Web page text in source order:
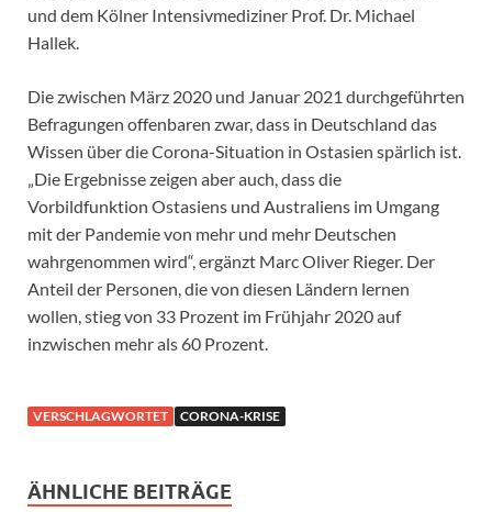
und dem Kölner Intensivmediziner Prof. Dr. Michael
Hallek.
Die zwischen März 2020 und Januar 2021 durchgeführten
Befragungen offenbaren zwar, dass in Deutschland das
Wissen über die Corona-Situation in Ostasien spärlich ist.
„Die Ergebnisse zeigen aber auch, dass die
Vorbildfunktion Ostasiens und Australiens im Umgang
mit der Pandemie von mehr und mehr Deutschen
wahrgenommen wird“, ergänzt Marc Oliver Rieger. Der
Anteil der Personen, die von diesen Ländern lernen
wollen, stieg von 33 Prozent im Frühjahr 2020 auf
inzwischen mehr als 60 Prozent.
VERSCHLAGWORTET CORONA-KRISE
ÄHNLICHE BEITRÄGE